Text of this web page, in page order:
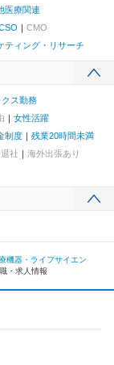
医療関連
CMO
ティング・リサーチ
クス勤務
女性活躍
制度
残業20時間未満
社
海外出張あり
機器・ライフサイエン
・求人情報